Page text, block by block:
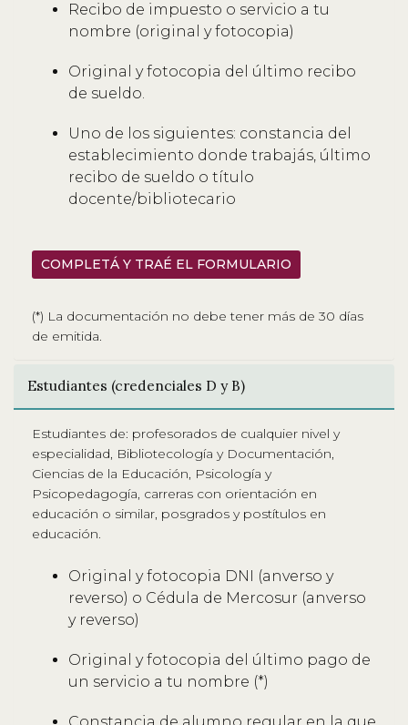
Recibo de impuesto o servicio a tu
nombre (original y fotocopia)
Original y fotocopia del último recibo
de sueldo.
Uno de los siguientes: constancia del
establecimiento donde trabajás, último
recibo de sueldo o título
docente/bibliotecario
COMPLETÁ Y TRAÉ EL FORMULARIO
(*) La documentación no debe tener más de 30 días
de emitida.
Estudiantes (credenciales D y B)
Estudiantes de: profesorados de cualquier nivel y
especialidad, Bibliotecología y Documentación,
Ciencias de la Educación, Psicología y
Psicopedagogía, carreras con orientación en
educación o similar, posgrados y postítulos en
educación.
Original y fotocopia DNI (anverso y
reverso) o Cédula de Mercosur (anverso
y reverso)
Original y fotocopia del último pago de
un servicio a tu nombre (*)